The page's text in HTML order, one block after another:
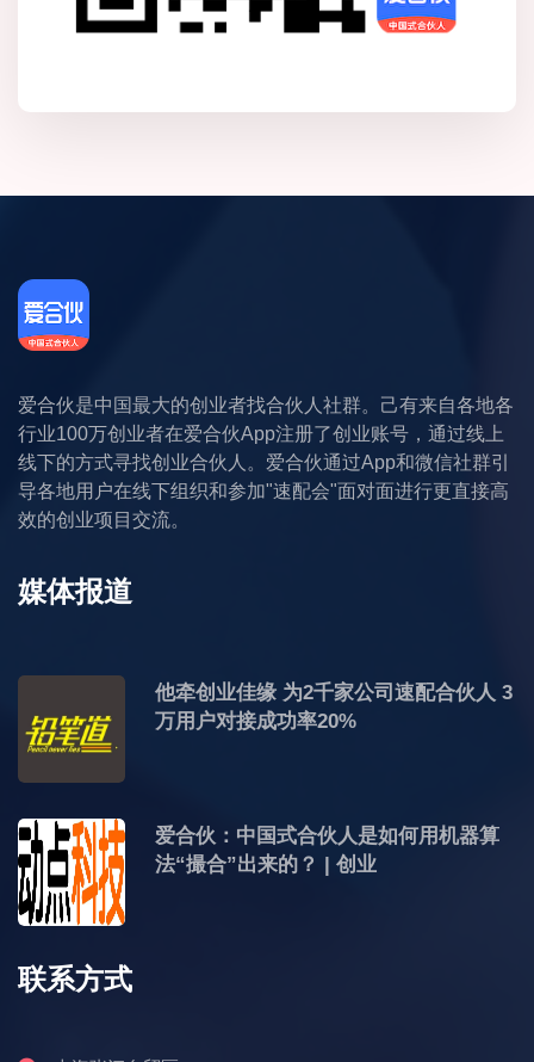
爱合伙是中国最大的创业者找合伙人社群。己有来自各地各
行业100万创业者在爱合伙App注册了创业账号，通过线上
线下的方式寻找创业合伙人。爱合伙通过App和微信社群引
导各地用户在线下组织和参加"速配会"面对面进行更直接高
效的创业项目交流。
媒体报道
他牵创业佳缘 为2千家公司速配合伙人 3
万用户对接成功率20%
爱合伙：中国式合伙人是如何用机器算
法“撮合”出来的？ | 创业
联系方式